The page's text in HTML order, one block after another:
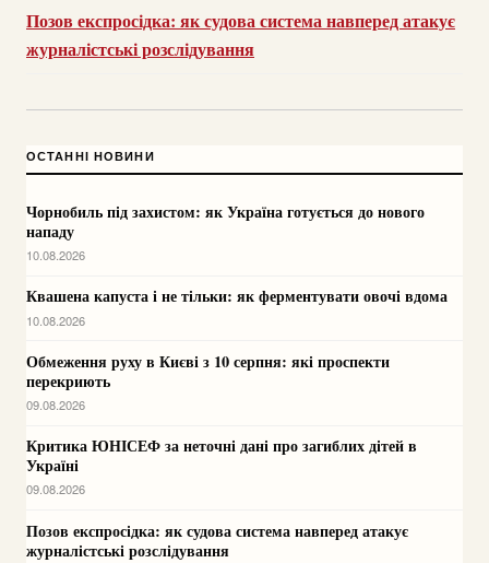
Позов експросідка: як судова система навперед атакує
журналістські розслідування
ОСТАННІ НОВИНИ
Чорнобиль під захистом: як Україна готується до нового
нападу
10.08.2026
Квашена капуста і не тільки: як ферментувати овочі вдома
10.08.2026
Обмеження руху в Києві з 10 серпня: які проспекти
перекриють
09.08.2026
Критика ЮНІСЕФ за неточні дані про загиблих дітей в
Україні
09.08.2026
Позов експросідка: як судова система навперед атакує
журналістські розслідування